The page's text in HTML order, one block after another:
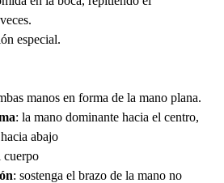
especial.
manos en forma de la mano plana.
: la mano dominante hacia el centro,
abajo
cuerpo
: sostenga el brazo de la mano no